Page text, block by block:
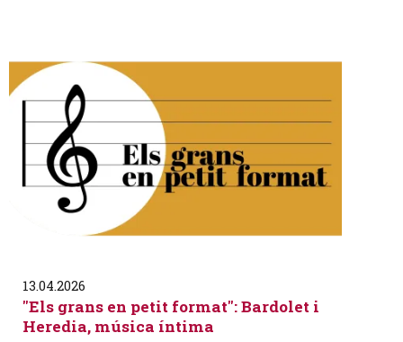
13.04.2026
"Els grans en petit format": Bardolet i
Heredia, música íntima